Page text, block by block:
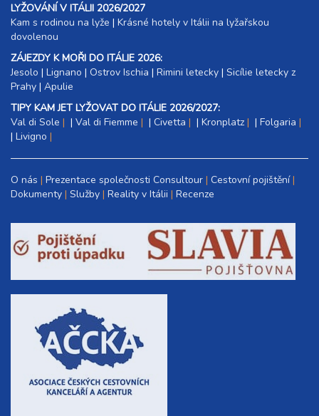
LYŽOVÁNÍ V ITÁLII 2026/2027
Kam s rodinou na lyže |​ Krásné hotely v Itálii na lyžařskou
dovolenou
ZÁJEZDY K MOŘI DO ITÁLIE 2026:
Jesolo | Lignano | Ostrov Ischia | Rimini letecky | Sicílie letecky z
Prahy | Apulie
TIPY KAM JET LYŽOVAT DO ITÁLIE 2026/2027:
Val di Sole
| Val di Fiemme | Civetta | Kronplatz | Folgaria
| Livigno
O nás Prezentace společnosti Consultour Cestovní pojištění
Dokumenty Služby Reality v Itálii Recenze